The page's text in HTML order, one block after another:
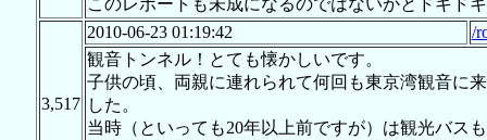
このレポートも未成になるのではないかとドキド
3,517
2010-06-23 01:19:42
/
観音トンネル！とても懐かしいです。
子供の頃、両親に連れられて何回も東京湾観音に
した。
当時（といっても20年以上前ですが）は観光バス